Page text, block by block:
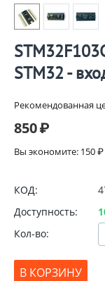
STM32 -
Рекомендованная
850₽
Вы экономите: 150₽
КОД:
Доступность:
Кол-во:
В КОРЗИНУ